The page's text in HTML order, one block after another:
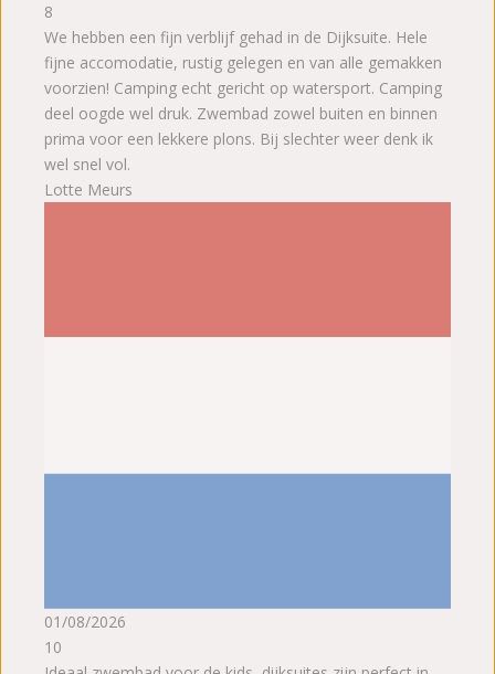
8
We hebben een fijn verblijf gehad in de Dijksuite. Hele
fijne accomodatie, rustig gelegen en van alle gemakken
voorzien! Camping echt gericht op watersport. Camping
deel oogde wel druk. Zwembad zowel buiten en binnen
prima voor een lekkere plons. Bij slechter weer denk ik
wel snel vol.
Lotte Meurs
01/08/2026
10